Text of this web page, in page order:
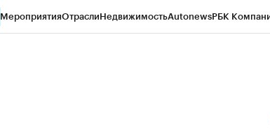
МероприятияОтраслиНедвижимостьAutonewsРБК